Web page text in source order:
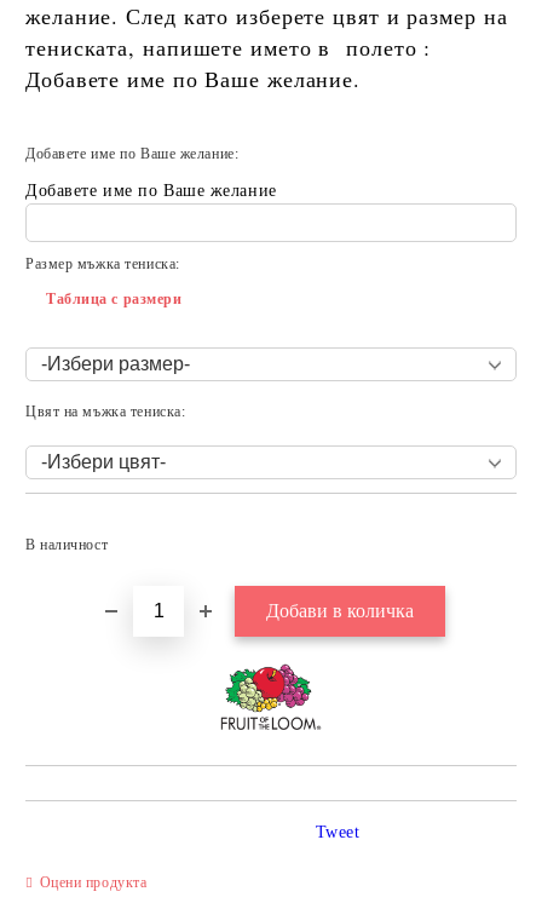
желание. След като изберете цвят и размер на
тениската, напишете името в полето :
Добавете име по Ваше желание.
Добавете име по Ваше желание:
Добавете име по Ваше желание
Размер мъжка тениска:
Таблица с размери
Цвят на мъжка тениска:
В наличност
Оцени продукта
Tweet